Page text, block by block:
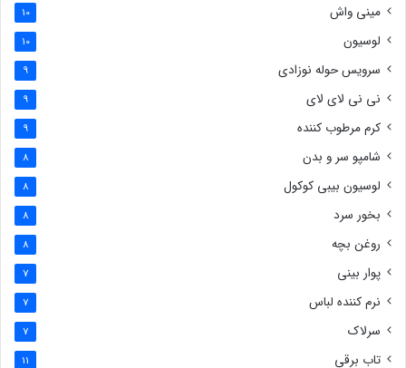
مینی واش 10
لوسیون 10
سرویس حوله نوزادی 9
نی نی لای لای 9
کرم مرطوب کننده 9
شامپو سر و بدن 8
لوسیون بیبی کوکول 8
بخور سرد 8
روغن بچه 8
پوار بینی 7
نرم کننده لباس 7
سرلاک 7
تاب برقی 11